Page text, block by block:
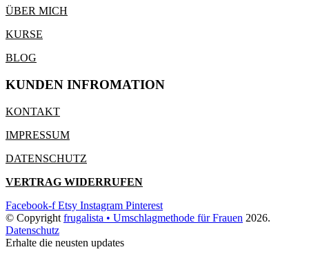
ÜBER MICH
KURSE
BLOG
KUNDEN INFROMATION
KONTAKT
IMPRESSUM
DATENSCHUTZ
VERTRAG WIDERRUFEN
Facebook-f Etsy Instagram Pinterest
© Copyright frugalista • Umschlagmethode für Frauen 2026.
Datenschutz
Erhalte die neusten updates